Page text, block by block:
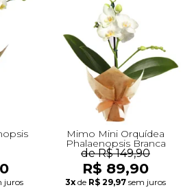
juros
Mimo Mini Orquídea
Phalaenopsis Branca
de R$ 149,90
R$ 89,90
3x de R$ 29,97 sem juros